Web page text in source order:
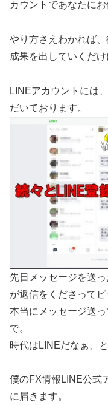
カウントであなたにお
やり方さえわかれば
成果を出していくだけ
LINEアカウントには
だいております。
先日メッセージを送
が返信をくださってビ
本当にメッセージ送
で。
時代はLINEだなぁ、
僕のFX情報LINE公式
に届きます。